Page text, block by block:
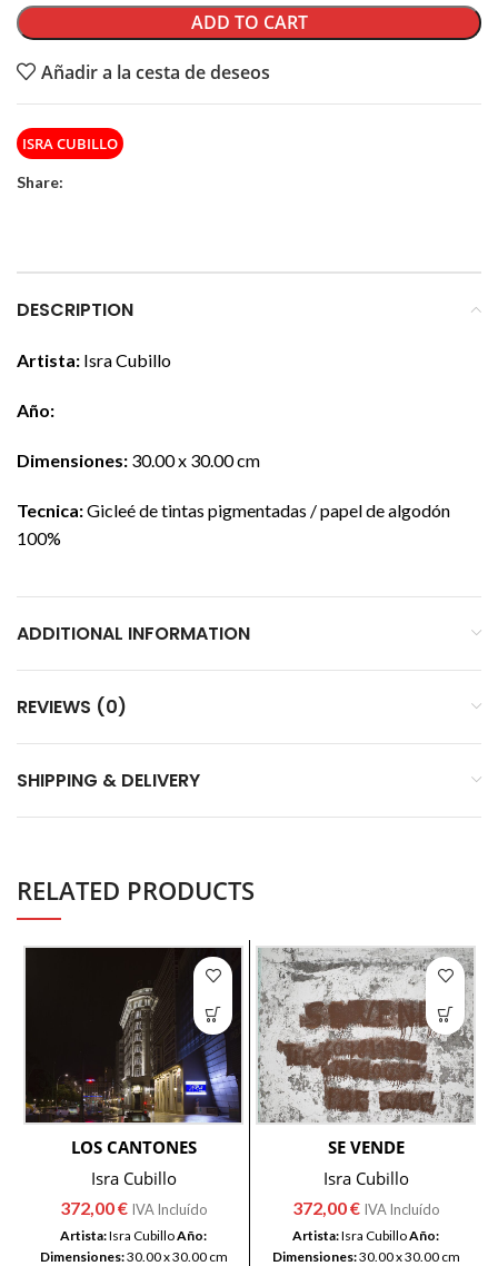
ADD TO CART
Añadir a la cesta de deseos
ISRA CUBILLO
Share:
DESCRIPTION
Artista: Isra Cubillo
Año:
Dimensiones: 30.00 x 30.00 cm
Tecnica:Gicleé de tintas pigmentadas / papel de algodón
100%
ADDITIONAL INFORMATION
REVIEWS (0)
SHIPPING & DELIVERY
RELATED PRODUCTS
LOS CANTONES
Isra Cubillo
372,00€ IVA Incluído
Artista:Isra CubilloAño:
Dimensiones:30.00 x 30.00 cm
SE VENDE
Isra Cubillo
372,00€ IVA Incluído
Artista:Isra CubilloAño:
Dimensiones:30.00 x 30.00 cm